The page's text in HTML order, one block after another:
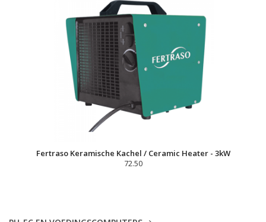
Fertraso Keramische Kachel / Ceramic Heater - 3kW
72.50